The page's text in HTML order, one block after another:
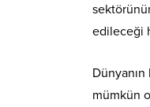
edileceği
mümkün